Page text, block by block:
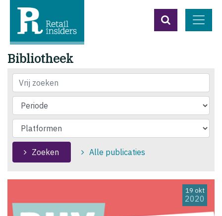
Bibliotheek
Vrij zoeken
Zoeken Alle publicaties
19 okt
2020